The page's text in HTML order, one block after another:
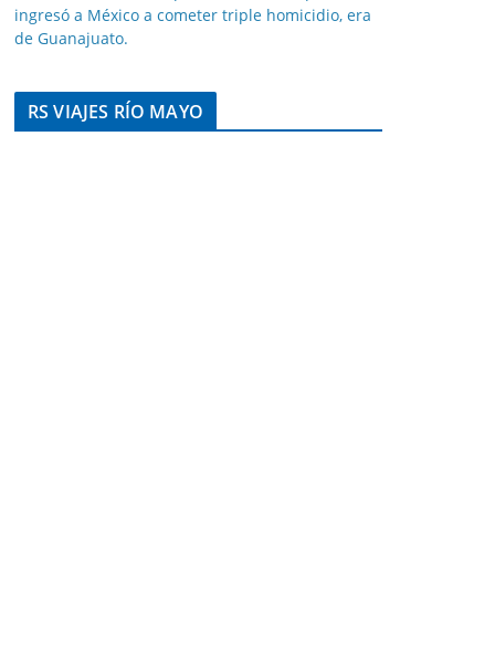
ingresó a México a cometer triple homicidio, era
de Guanajuato.
RS VIAJES RÍO MAYO